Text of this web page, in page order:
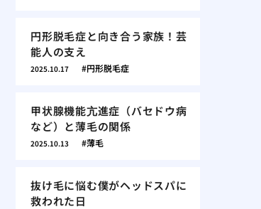
円形脱毛症と向き合う家族！芸
能人の支え
2025.10.17 円形脱毛症
甲状腺機能亢進症（バセドウ病
など）と薄毛の関係
2025.10.13 薄毛
抜け毛に悩む僕がヘッドスパに
救われた日